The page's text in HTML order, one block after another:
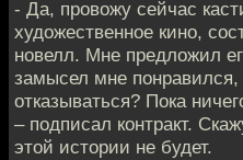
- Да, провожу сейчас
художественное кино,
новелл. Мне предложил
замысел мне понравился,
отказываться? Пока
– подписал контракт.
этой истории не будет.